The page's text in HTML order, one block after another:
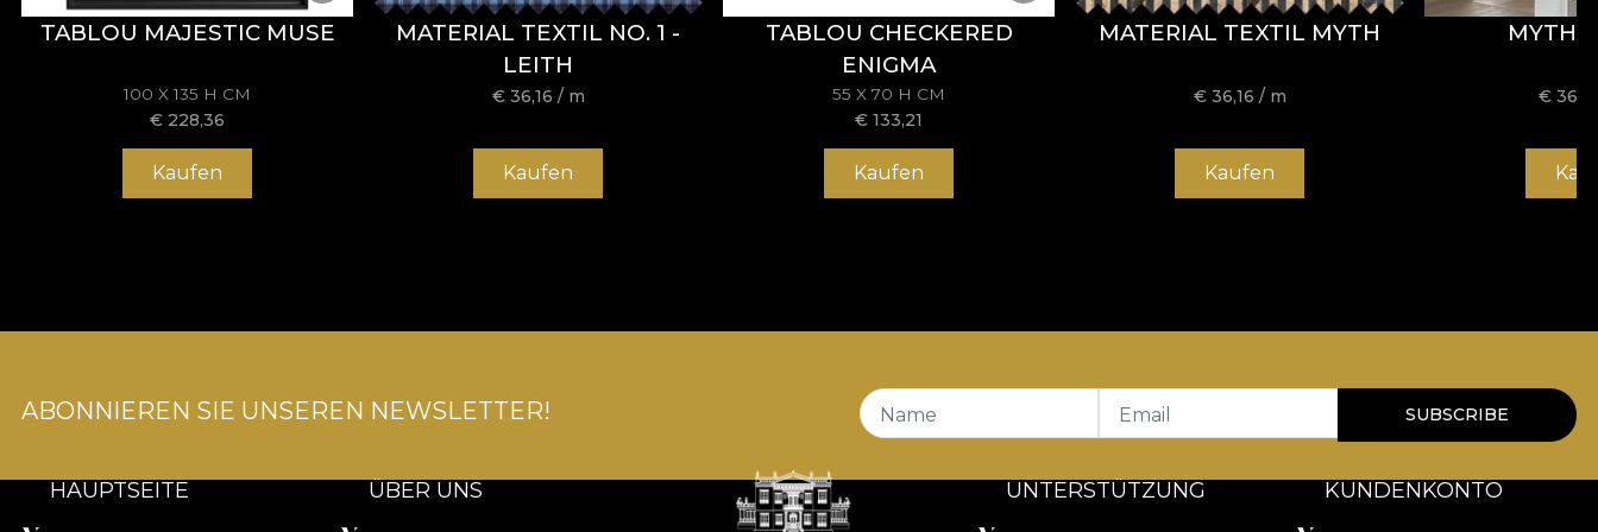
TABLOU MAJESTIC MUSE
100 X 135 H CM
€ 228,36
Kaufen
MATERIAL TEXTIL NO. 1 -
LEITH
€ 36,16 / m
Kaufen
TABLOU CHECKERED
ENIGMA
55 X 70 H CM
€133,21
Kaufen
MATERIAL TEXTIL MYTH
€ 36,16 / m
Kaufen
MYTH
€
ABONNIEREN SIE UNSEREN NEWSLETTER! Name Email SUBSCRIBE
HAUPTSEITE ÜBER UNS UNTERSTÜTZUNG KUNDENKONTO